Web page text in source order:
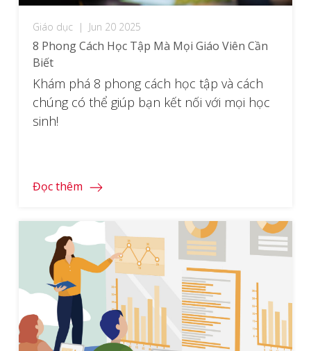
Giáo dục | Jun 20 2025
8 Phong Cách Học Tập Mà Mọi Giáo Viên Cần
Biết
Khám phá 8 phong cách học tập và cách
chúng có thể giúp bạn kết nối với mọi học
sinh!
Đọc thêm